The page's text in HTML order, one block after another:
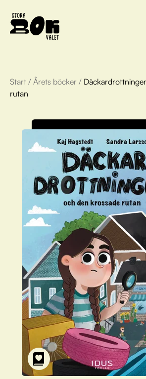
Årets böcker
Om Stora
Olivia tipsar
Vinnare
FAQ
För bibliotek
Start / Årets böcker /
rutan